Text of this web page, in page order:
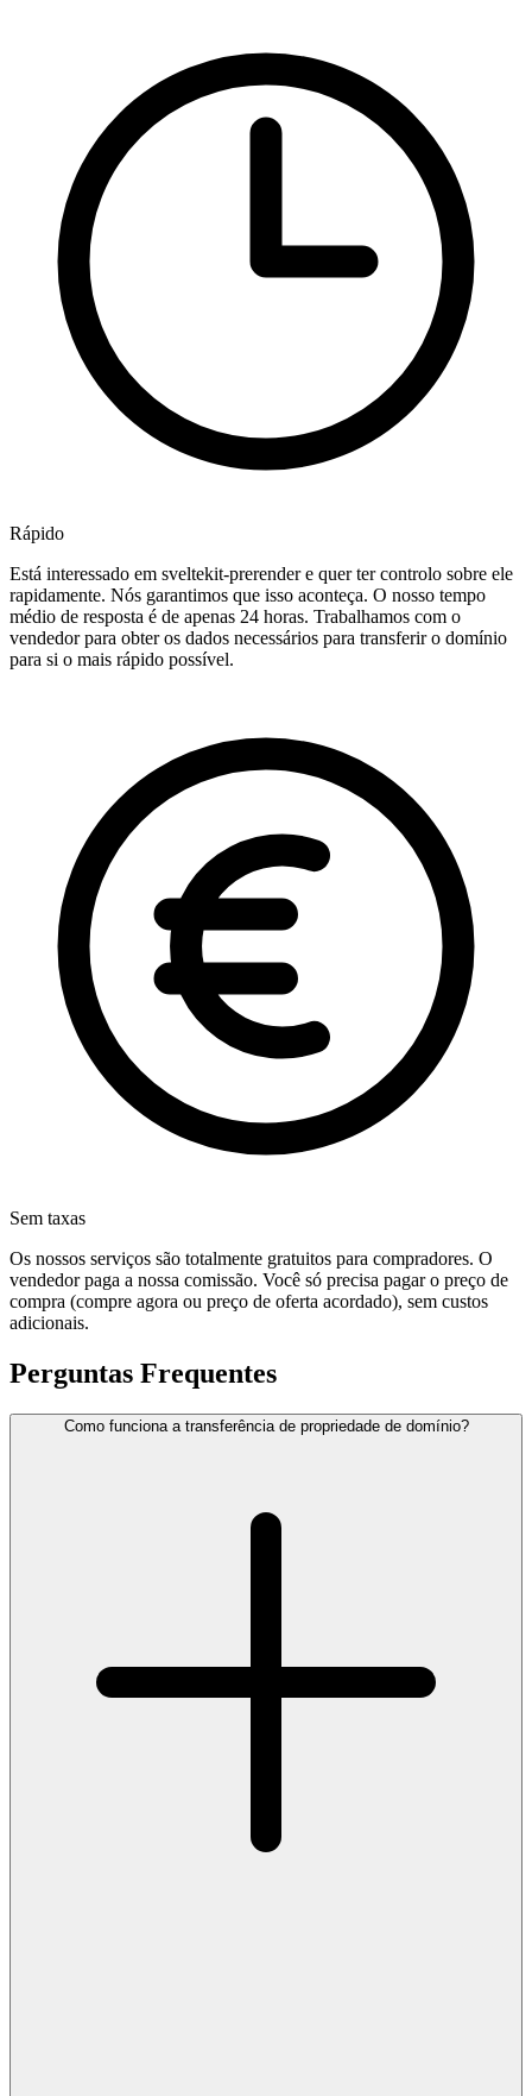
Rápido
Está interessado em sveltekit-prerender e quer ter controlo sobre ele
rapidamente. Nós garantimos que isso aconteça. O nosso tempo
médio de resposta é de apenas 24 horas. Trabalhamos com o
vendedor para obter os dados necessários para transferir o domínio
para si o mais rápido possível.
Sem taxas
Os nossos serviços são totalmente gratuitos para compradores. O
vendedor paga a nossa comissão. Você só precisa pagar o preço de
compra (compre agora ou preço de oferta acordado), sem custos
adicionais.
Perguntas Frequentes
Como funciona a transferência de propriedade de domínio?